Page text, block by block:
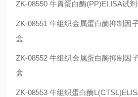
ZK-08550 牛胃蛋白酶(PP)ELISA试剂
ZK-08551 牛组织金属蛋白酶抑制因
盒
ZK-08552 牛组织金属蛋白酶抑制因
盒
ZK-08553 牛组织蛋白酶